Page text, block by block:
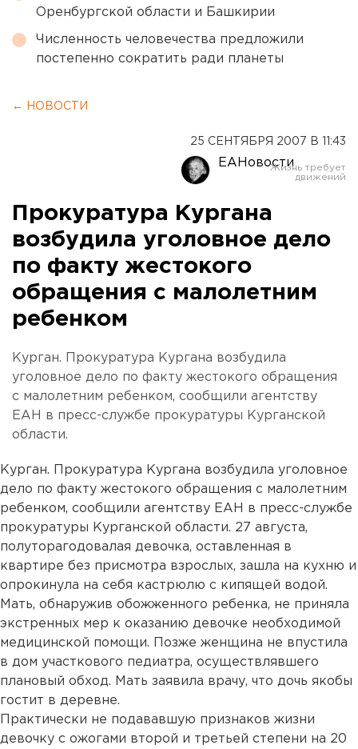
Оренбургской области и Башкирии
Численность человечества предложили
постепенно сократить ради планеты
← НОВОСТИ
25 СЕНТЯБРЯ 2007 В 11:43
ЕАНовости
Прокуратура Кургана
возбудила уголовное дело
по факту жестокого
обращения с малолетним
ребенком
Курган. Прокуратура Кургана возбудила
уголовное дело по факту жестокого обращения
с малолетним ребенком, сообщили агентству
ЕАН в пресс-службе прокуратуры Курганской
области.
Курган. Прокуратура Кургана возбудила уголовное
дело по факту жестокого обращения с малолетним
ребенком, сообщили агентству ЕАН в пресс-службе
прокуратуры Курганской области. 27 августа,
полуторагодовалая девочка, оставленная в
квартире без присмотра взрослых, зашла на кухню и
опрокинула на себя кастрюлю с кипящей водой.
Мать, обнаружив обожженного ребенка, не приняла
экстренных мер к оказанию девочке необходимой
медицинской помощи. Позже женщина не впустила
в дом участкового педиатра, осуществлявшего
плановый обход. Мать заявила врачу, что дочь якобы
гостит в деревне.
Практически не подававшую признаков жизни
девочку с ожогами второй и третьей степени на 20